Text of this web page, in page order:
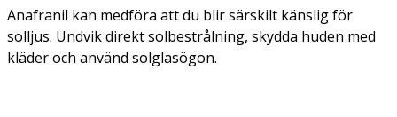
Anafranil kan medföra att du blir särskilt känslig för
solljus. Undvik direkt solbestrålning, skydda huden med
kläder och använd solglasögon.